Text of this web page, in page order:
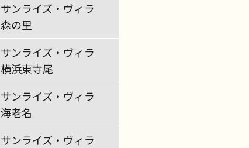
サンライズ・ヴィラ
森の里
サンライズ・ヴィラ
横浜東寺尾
サンライズ・ヴィラ
海老名
サンライズ・ヴィラ